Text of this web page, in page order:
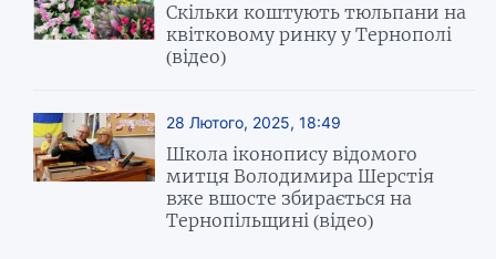
Скільки коштують тюльпани на
квітковому ринку у Тернополі
(відео)
28 Лютого, 2025, 18:49
Школа іконопису відомого
митця Володимира Шерстія
вже вшосте збирається на
Тернопільщині (відео)